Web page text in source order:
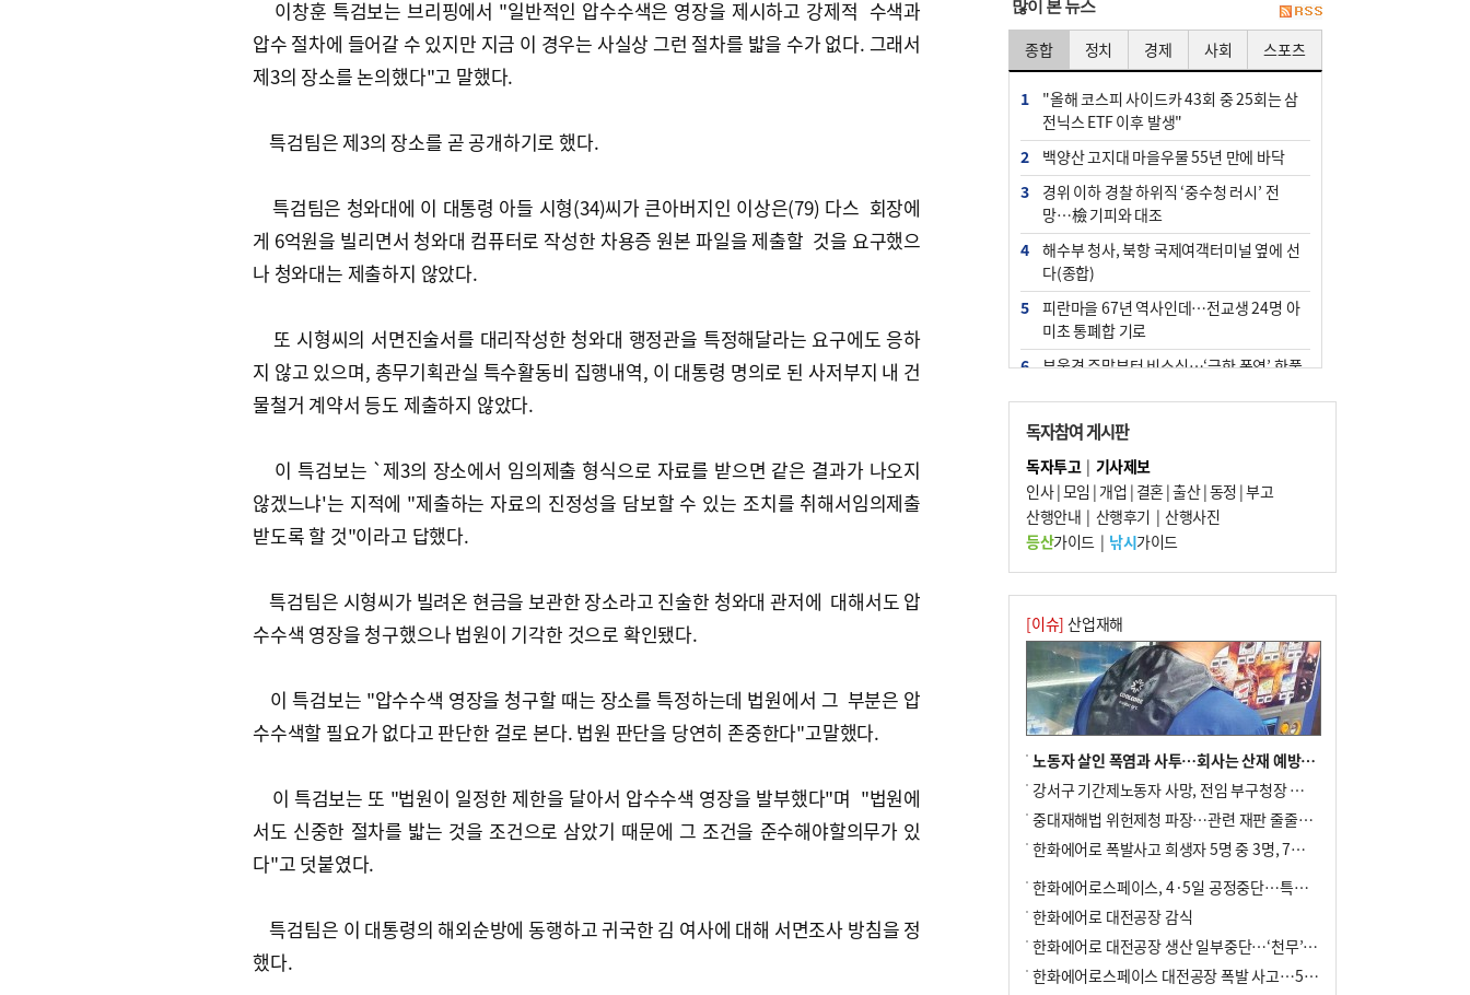
이창훈 특검보는 브리핑에서 "일반적인 압수수색은 영장을 제시하고 강제적 수색과
압수 절차에 들어갈 수 있지만 지금 이 경우는 사실상 그런 절차를 밟을 수가 없다. 그래서
제3의 장소를 논의했다"고 말했다.
특검팀은 제3의 장소를 곧 공개하기로 했다.
특검팀은 청와대에 이 대통령 아들 시형(34)씨가 큰아버지인 이상은(79) 다스 회장에
게 6억원을 빌리면서 청와대 컴퓨터로 작성한 차용증 원본 파일을 제출할 것을 요구했으
나 청와대는 제출하지 않았다.
또 시형씨의 서면진술서를 대리작성한 청와대 행정관을 특정해달라는 요구에도 응하
지 않고 있으며, 총무기획관실 특수활동비 집행내역, 이 대통령 명의로 된 사저부지 내 건
물철거 계약서 등도 제출하지 않았다.
이 특검보는 `제3의 장소에서 임의제출 형식으로 자료를 받으면 같은 결과가 나오지
않겠느냐'는 지적에 "제출하는 자료의 진정성을 담보할 수 있는 조치를 취해서임의제출
받도록 할 것"이라고 답했다.
특검팀은 시형씨가 빌려온 현금을 보관한 장소라고 진술한 청와대 관저에 대해서도 압
수수색 영장을 청구했으나 법원이 기각한 것으로 확인됐다.
이 특검보는 "압수수색 영장을 청구할 때는 장소를 특정하는데 법원에서 그 부분은 압
수수색할 필요가 없다고 판단한 걸로 본다. 법원 판단을 당연히 존중한다"고말했다.
이 특검보는 또 "법원이 일정한 제한을 달아서 압수수색 영장을 발부했다"며 "법원에
서도 신중한 절차를 밟는 것을 조건으로 삼았기 때문에 그 조건을 준수해야할의무가 있
다"고 덧붙였다.
특검팀은 이 대통령의 해외순방에 동행하고 귀국한 김 여사에 대해 서면조사 방침을 정
했다.
많이 본 뉴스
종합 정치 경제 사회 스포츠
1
"올해 코스피 사이드카 43회 중 25회는 삼
전닉스 ETF 이후 발생"
2
백양산 고지대 마을우물 55년 만에 바닥
3
경위 이하 경찰 하위직 ‘중수청 러시’ 전
망…檢 기피와 대조
4
해수부 청사, 북항 국제여객터미널 옆에 선
다(종합)
5
피란마을 67년 역사인데…전교생 24명 아
미초 통폐합 기로
6
부울경 주말부터 비소식…‘극한 폭염’ 한풀
7
“낙동강권 삼락·을숙도·다대포 연결해 서
부산 관광 키우자”
8
오늘의 날씨- 2026년 8월 7일
9
외국인 선원 ‘인신매매 경유지’ 된 부산…
우려가 현실로
10 [사설] 해수부 신청사 북항으로 확정, 해양
수도 도약의 전환점
독자참여 게시판
독자투고| 기사제보
인사|모임 | 개업 | 결혼|출산|동정 |부고
산행안내 | 산행후기 | 산행사진
등산가이드| 낚시가이드
[이슈] 산업재해
노동자 살인 폭염과 사투…회사는 산재 예방·전기료 절감 전력
강서구 기간제노동자 사망, 전임 부구청장 檢 송치
중대재해법 위헌제청 파장…관련 재판 줄줄이 브레이크
한화에어로 폭발사고 희생자 5명 중 3명, 7일 영면
한화에어로스페이스, 4·5일 공정중단…특별 안전점검
한화에어로 대전공장 감식
한화에어로 대전공장 생산 일부중단…‘천무’ 수출 비상
한화에어로스페이스 대전공장 폭발 사고…5명 사망·2명 부상(종합)